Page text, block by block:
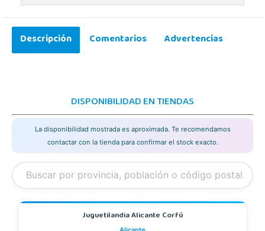
Descripción Comentarios Advertencias
DISPONIBILIDAD EN TIENDAS
La disponibilidad mostrada es aproximada. Te recomendamos
contactar con la tienda para confirmar el stock exacto.
Juguetilandia Alicante Corfú